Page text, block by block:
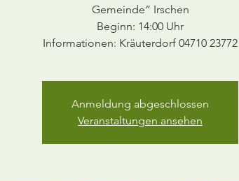
Gemeinde” Irschen
Beginn: 14:00 Uhr
Informationen: Kräuterdorf 04710 23772
Anmeldung abgeschlossen
Veranstaltungen ansehen